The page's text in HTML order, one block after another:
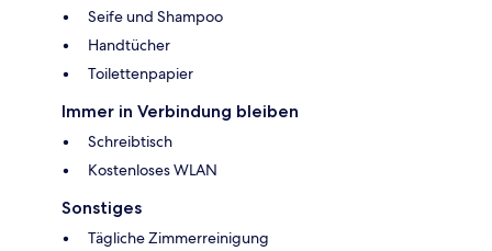
Seife und Shampoo
Handtücher
Toilettenpapier
Immer in Verbindung bleiben
Schreibtisch
Kostenloses WLAN
Sonstiges
Tägliche Zimmerreinigung